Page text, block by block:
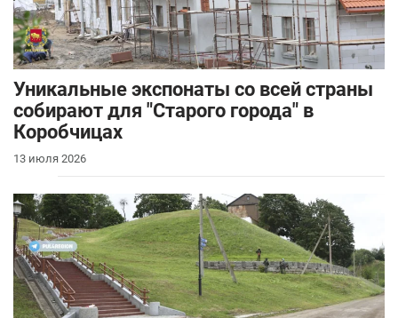
Уникальные экспонаты со всей страны
собирают для "Старого города" в
Коробчицах
13 июля 2026